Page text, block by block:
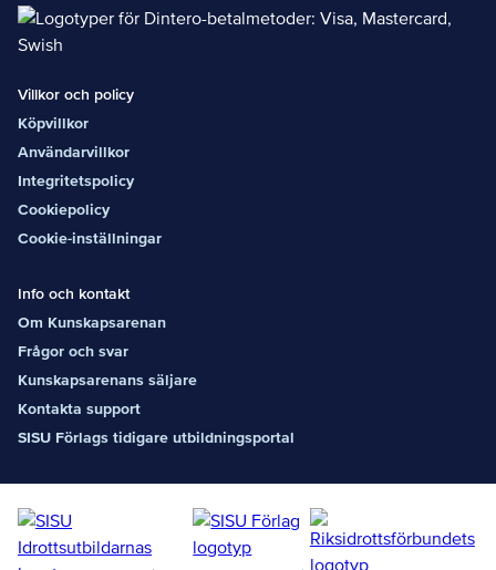
Villkor och policy
Köpvillkor
Användarvillkor
Integritetspolicy
Cookiepolicy
Cookie-inställningar
Info och kontakt
Om Kunskapsarenan
Frågor och svar
Kunskapsarenans säljare
Kontakta support
SISU Förlags tidigare utbildningsportal